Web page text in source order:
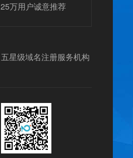
25万用户诚意推荐
五星级域名注册服务机构